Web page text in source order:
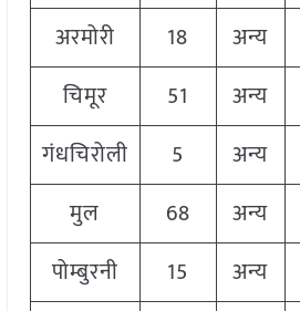
अरमोरी
18 अन्य
चिमूर
51 अन्य
गंधचिरोली
5 अन्य
मुल
68 अन्य
पोम्बुरनी
15 अन्य